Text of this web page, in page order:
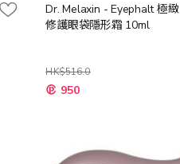
Dr. Melaxin - Eyephalt 極緻
修護眼袋隱形霜 10ml
HK$516.0
特
殊 950